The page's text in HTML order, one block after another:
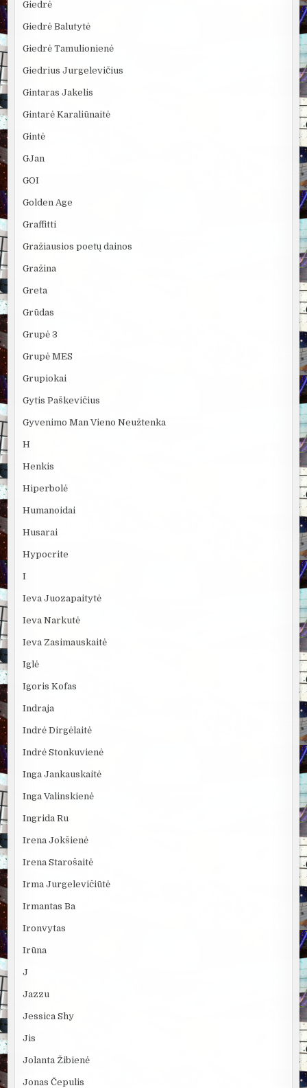
Giedrė
Giedrė Balutytė
Giedrė Tamulionienė
Giedrius Jurgelevičius
Gintaras Jakelis
Gintarė Karaliūnaitė
Gintė
GJan
GOI
Golden Age
Graffitti
Gražiausios poetų dainos
Gražina
Greta
Grūdas
Grupė 3
Grupė MES
Grupiokai
Gytis Paškevičius
Gyvenimo Man Vieno Neužtenka
H
Henkis
Hiperbolė
Humanoidai
Husarai
Hypocrite
I
Ieva Juozapaitytė
Ieva Narkutė
Ieva Zasimauskaitė
Iglė
Igoris Kofas
Indraja
Indrė Dirgėlaitė
Indrė Stonkuvienė
Inga Jankauskaitė
Inga Valinskienė
Ingrida Ru
Irena Jokšienė
Irena Starošaitė
Irma Jurgelevičiūtė
Irmantas Ba
Ironvytas
Irūna
J
Jazzu
Jessica Shy
Jis
Jolanta Žibienė
Jonas Čepulis